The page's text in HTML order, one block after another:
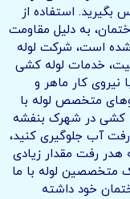
استفاده از
به دلیل مقاومت
شده است، شرکت لوله
خدمات لوله کشی
نیروی کار ماهر و
متخصص لوله با
کشی در شهرک بنفشه
آب جلوگیری کنید،
هدر رفت مقدار زیادی
متخصصین لوله با ما
خود داشته